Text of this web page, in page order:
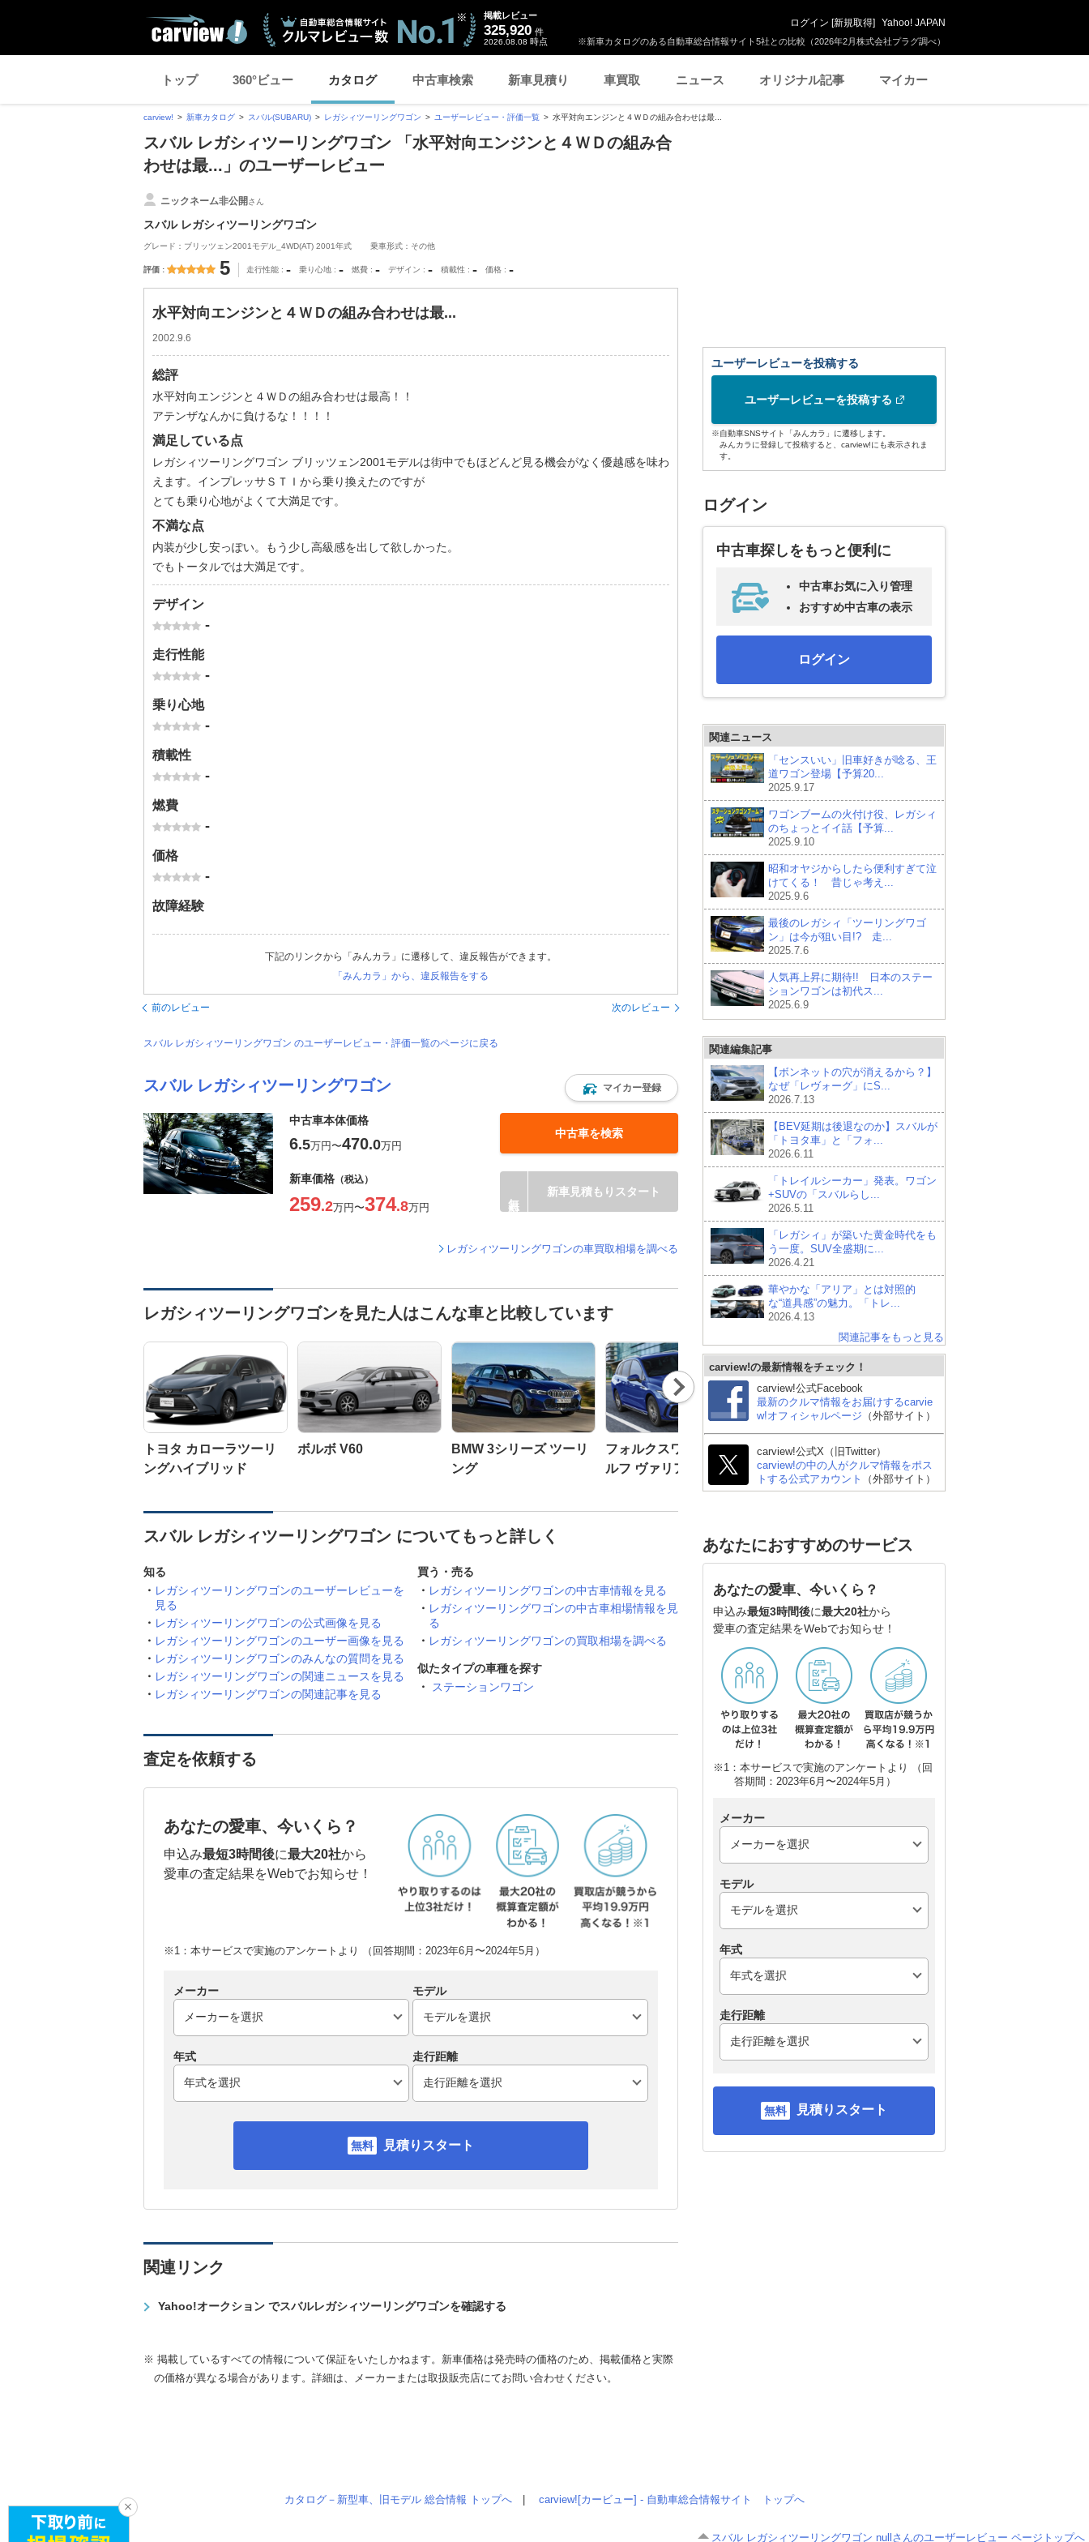
※新車カタログのある自動車総合情報サイト5社との比較（2026年2月株式会社プラグ調べ）
掲載レビュー
325,920 件
2026.08.08 時点
ログイン [新規取得] Yahoo! JAPAN
トップ 360°ビュー カタログ 中古車検索 新車見積り 車買取 ニュース オリジナル記事 マイカー
carview! 新車カタログ スバル(SUBARU) レガシィツーリングワゴン ユーザーレビュー・評価一覧 水平対向エンジンと４ＷＤの組み合わせは最...
スバル レガシィツーリングワゴン 「水平対向エンジンと４ＷＤの組み合
わせは最...」のユーザーレビュー
ニックネーム非公開さん
スバル レガシィツーリングワゴン
グレード：ブリッツェン2001モデル_4WD(AT) 2001年式 乗車形式：その他
評価 5 走行性能 - 乗り心地 - 燃費 - デザイン - 積載性 - 価格 -
水平対向エンジンと４ＷＤの組み合わせは最...
2002.9.6
総評
水平対向エンジンと４ＷＤの組み合わせは最高！！
アテンザなんかに負けるな！！！！
満足している点
レガシィツーリングワゴン ブリッツェン2001モデルは街中でもほどんど見る機会がなく優越感を味わ
えます。インプレッサＳＴＩから乗り換えたのですが
とても乗り心地がよくて大満足です。
不満な点
内装が少し安っぽい。もう少し高級感を出して欲しかった。
でもトータルでは大満足です。
デザイン
-
走行性能
-
乗り心地
-
積載性
-
燃費
-
価格
-
故障経験
下記のリンクから「みんカラ」に遷移して、違反報告ができます。
「みんカラ」から、違反報告をする
前のレビュー 次のレビュー
スバル レガシィツーリングワゴン のユーザーレビュー・評価一覧のページに戻る
スバル レガシィツーリングワゴン マイカー登録
中古車本体価格
6.5万円〜470.0万円
中古車を検索
新車価格 （税込）
259.2万円〜374.8万円
新車見積もりスタート
レガシィツーリングワゴンの車買取相場を調べる
レガシィツーリングワゴンを見た人はこんな車と比較しています
トヨタ カローラツーリ
ングハイブリッド
ボルボ V60
BMW 3シリーズ ツーリ
ング
フォルクスワーゲン ゴ
ルフ ヴァリアント
トヨタ カローラツーリ
ング
ラス ステーションワゴ
ン
Nex
t
スバル レガシィツーリングワゴン についてもっと詳しく
知る
レガシィツーリングワゴンのユーザーレビューを
見る
レガシィツーリングワゴンの公式画像を見る
レガシィツーリングワゴンのユーザー画像を見る
レガシィツーリングワゴンのみんなの質問を見る
レガシィツーリングワゴンの関連ニュースを見る
レガシィツーリングワゴンの関連記事を見る
買う・売る
レガシィツーリングワゴンの中古車情報を見る
レガシィツーリングワゴンの中古車相場情報を見
る
レガシィツーリングワゴンの買取相場を調べる
似たタイプの車種を探す
ステーションワゴン
査定を依頼する
あなたの愛車、今いくら？
申込み最短3時間後に最大20社から
愛車の査定結果をWebでお知らせ！
※1：本サービスで実施のアンケートより （回答期間：2023年6月〜2024年5月）
メーカー モデル
年式 走行距離
見積りスタート
関連リンク
Yahoo!オークション でスバルレガシィツーリングワゴンを確認する
※ 掲載しているすべての情報について保証をいたしかねます。新車価格は発売時の価格のため、掲載価格と実際
の価格が異なる場合があります。詳細は、メーカーまたは取扱販売店にてお問い合わせください。
ユーザーレビューを投稿する
ユーザーレビューを投稿する
※自動車SNSサイト「みんカラ」に遷移します。
みんカラに登録して投稿すると、carview!にも表示されま
す。
ログイン
中古車探しをもっと便利に
中古車お気に入り管理
おすすめ中古車の表示
ログイン
関連ニュース
「センスいい」旧車好きが唸る、王
道ワゴン登場【予算20...
2025.9.17
ワゴンブームの火付け役、レガシィ
のちょっとイイ話【予算...
2025.9.10
昭和オヤジからしたら便利すぎて泣
けてくる！ 昔じゃ考え...
2025.9.6
最後のレガシィ「ツーリングワゴ
ン」は今が狙い目!? 走...
2025.7.6
人気再上昇に期待!! 日本のステー
ションワゴンは初代ス...
2025.6.9
関連編集記事
【ボンネットの穴が消えるから？】
なぜ「レヴォーグ」にS...
2026.7.13
【BEV延期は後退なのか】スバルが
「トヨタ車」と「フォ...
2026.6.11
「トレイルシーカー」発表。ワゴン
+SUVの「スバルらし...
2026.5.11
「レガシィ」が築いた黄金時代をも
う一度。SUV全盛期に...
2026.4.21
華やかな「アリア」とは対照的
な“道具感”の魅力。「トレ...
2026.4.13
関連記事をもっと見る
carview!の最新情報をチェック！
carview!公式Facebook
最新のクルマ情報をお届けするcarvie
w!オフィシャルページ （外部サイト）
carview!公式X（旧Twitter）
carview!の中の人がクルマ情報をポス
トする公式アカウント
（外部サイト）
あなたにおすすめのサービス
あなたの愛車、今いくら？
申込み最短3時間後に最大20社から
愛車の査定結果をWebでお知らせ！
※1：本サービスで実施のアンケートより （回
答期間：2023年6月〜2024年5月）
メーカー
モデル
年式
走行距離
見積りスタート
カタログ－新型車、旧モデル 総合情報 トップへ carview![カービュー] - 自動車総合情報サイト トップへ
スバル レガシィツーリングワゴン nullさんのユーザーレビュー ページトップへ